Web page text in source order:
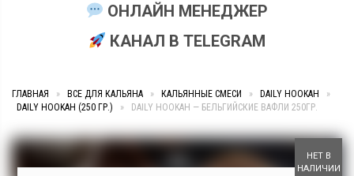
ОНЛАЙН МЕНЕДЖЕР
КАНАЛ В TELEGRAM
ГЛАВНАЯ » ВСЕ ДЛЯ КАЛЬЯНА » КАЛЬЯННЫЕ СМЕСИ » DAILY HOOKAH
»
DAILY HOOKAH (250 ГР.)
» DAILY HOOKAH — БЕЛЬГИЙСКИЕ ВАФЛИ 250ГР.
НЕТ В
НАЛИЧИИ